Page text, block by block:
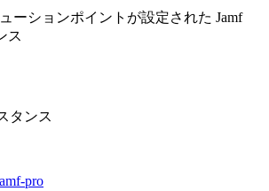
ーションポイントが設定された Jamf
ス
タンス
pro